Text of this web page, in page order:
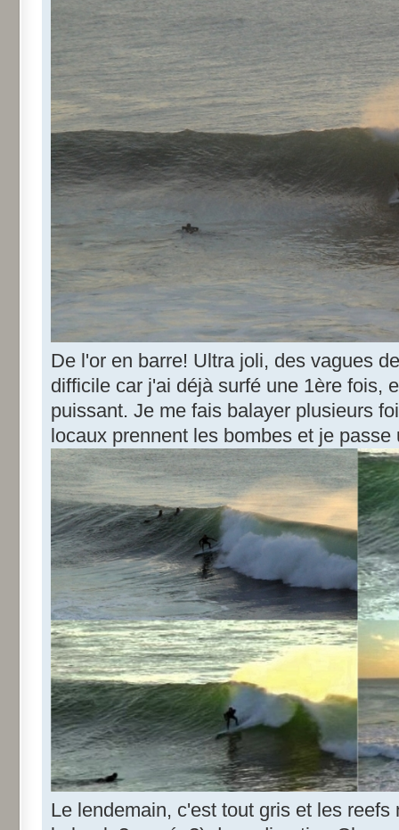
De l'or en barre! Ultra joli, des vagues
difficile car j'ai déjà surfé une 1ère fois,
puissant. Je me fais balayer plusieurs
locaux prennent les bombes et je
Le lendemain, c'est tout gris et les